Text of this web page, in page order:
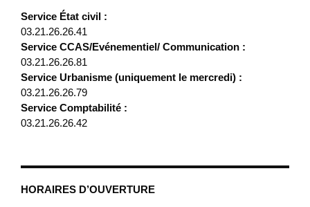
Service État civil :
03.21.26.26.41
Service CCAS/Evénementiel/ Communication :
03.21.26.26.81
Service Urbanisme (uniquement le mercredi) :
03.21.26.26.79
Service Comptabilité :
03.21.26.26.42
HORAIRES D’OUVERTURE